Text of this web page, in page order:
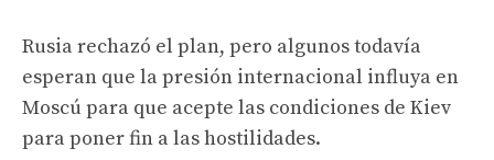
Rusia rechazó el plan, pero algunos todavía
esperan que la presión internacional influya en
Moscú para que acepte las condiciones de Kiev
para poner fin a las hostilidades.